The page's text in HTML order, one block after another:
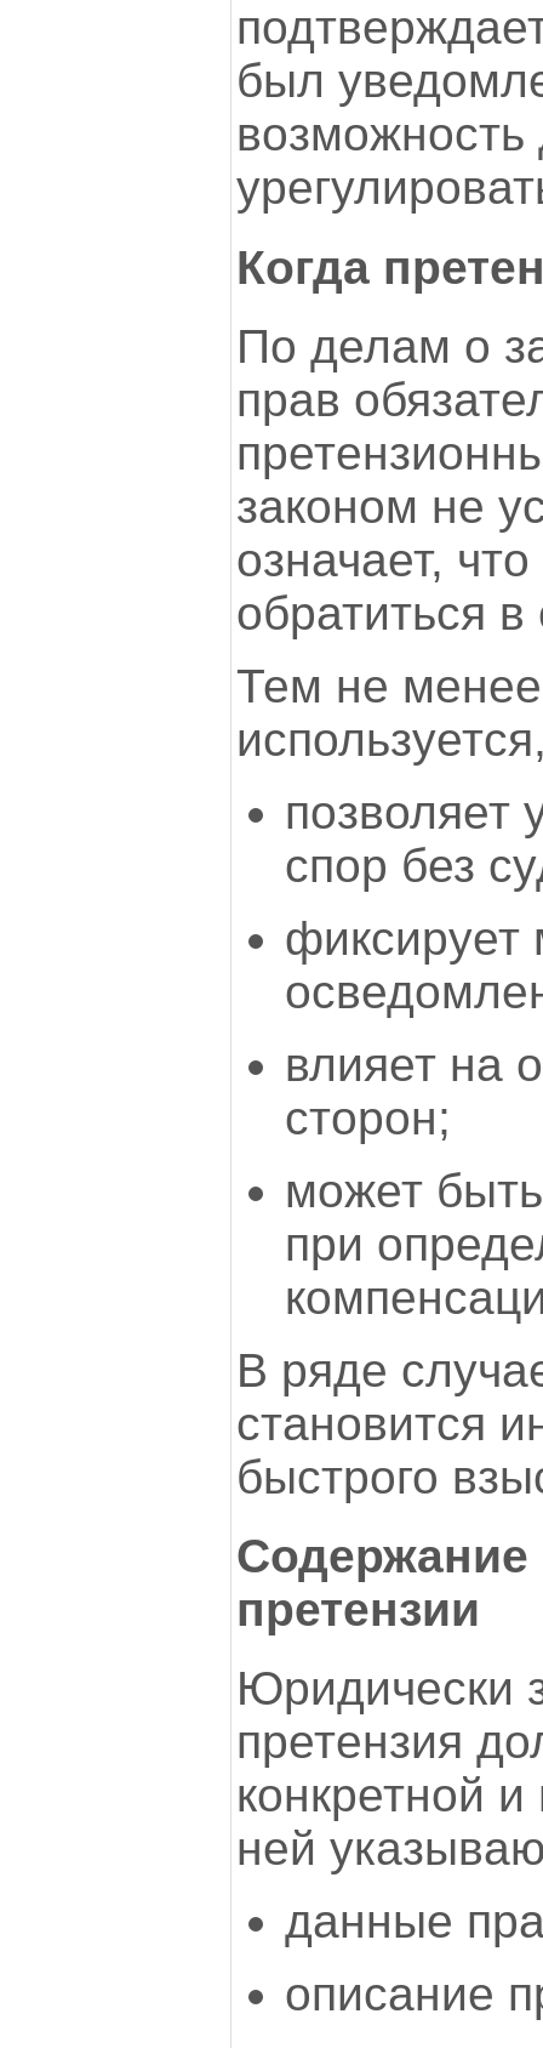
был
Когда
По делам о
прав
законом не
означает,
обратиться
Тем не менее
позволяет
спор без
фиксирует
влияет на
сторон;
может
при
В ряде
становится
быстрого
претензии
Юридически
претензия
конкретной
ней
данные
описание